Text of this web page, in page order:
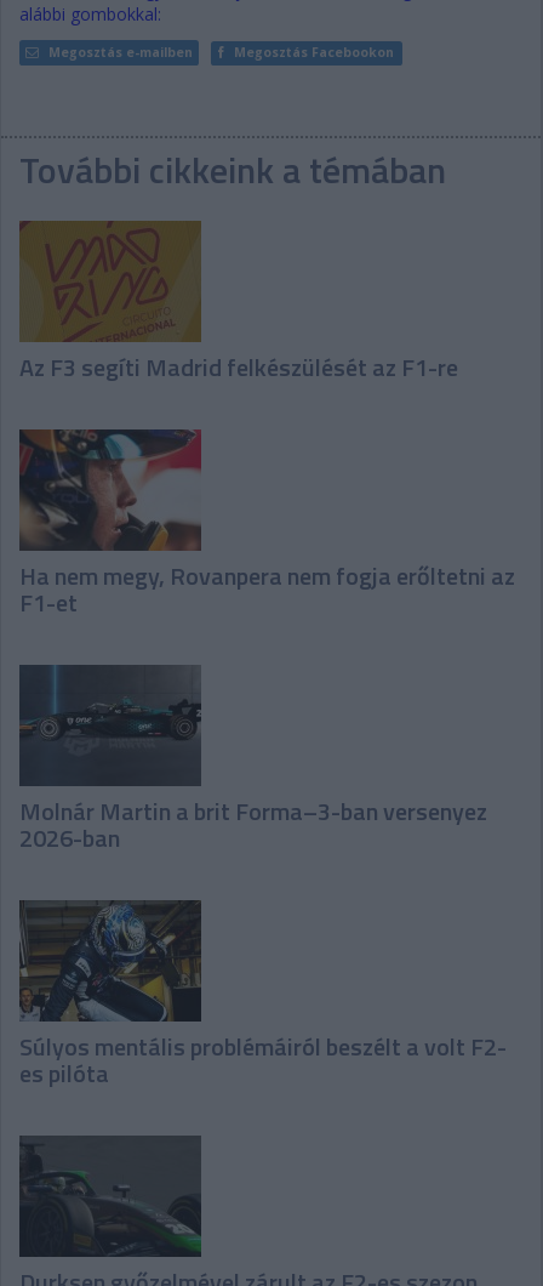
alábbi gombokkal:
Megosztás e-mailben Megosztás Facebookon
További cikkeink a témában
Az F3 segíti Madrid felkészülését az F1-re
Ha nem megy, Rovanpera nem fogja erőltetni az
F1-et
Molnár Martin a brit Forma–3-ban versenyez
2026-ban
Súlyos mentális problémáiról beszélt a volt F2-
es pilóta